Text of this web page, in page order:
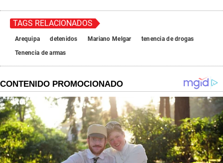
TAGS RELACIONADOS
Arequipa detenidos Mariano Melgar
tenencia de drogas
Tenencia de armas